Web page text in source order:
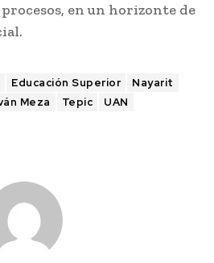
en un horizonte de
Educación Superior
Nayarit
Meza
Tepic UAN